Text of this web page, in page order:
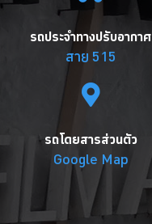
รถประจำทางปรับอากาศ
สาย 515
รถโดยสารส่วนตัว
Google Map